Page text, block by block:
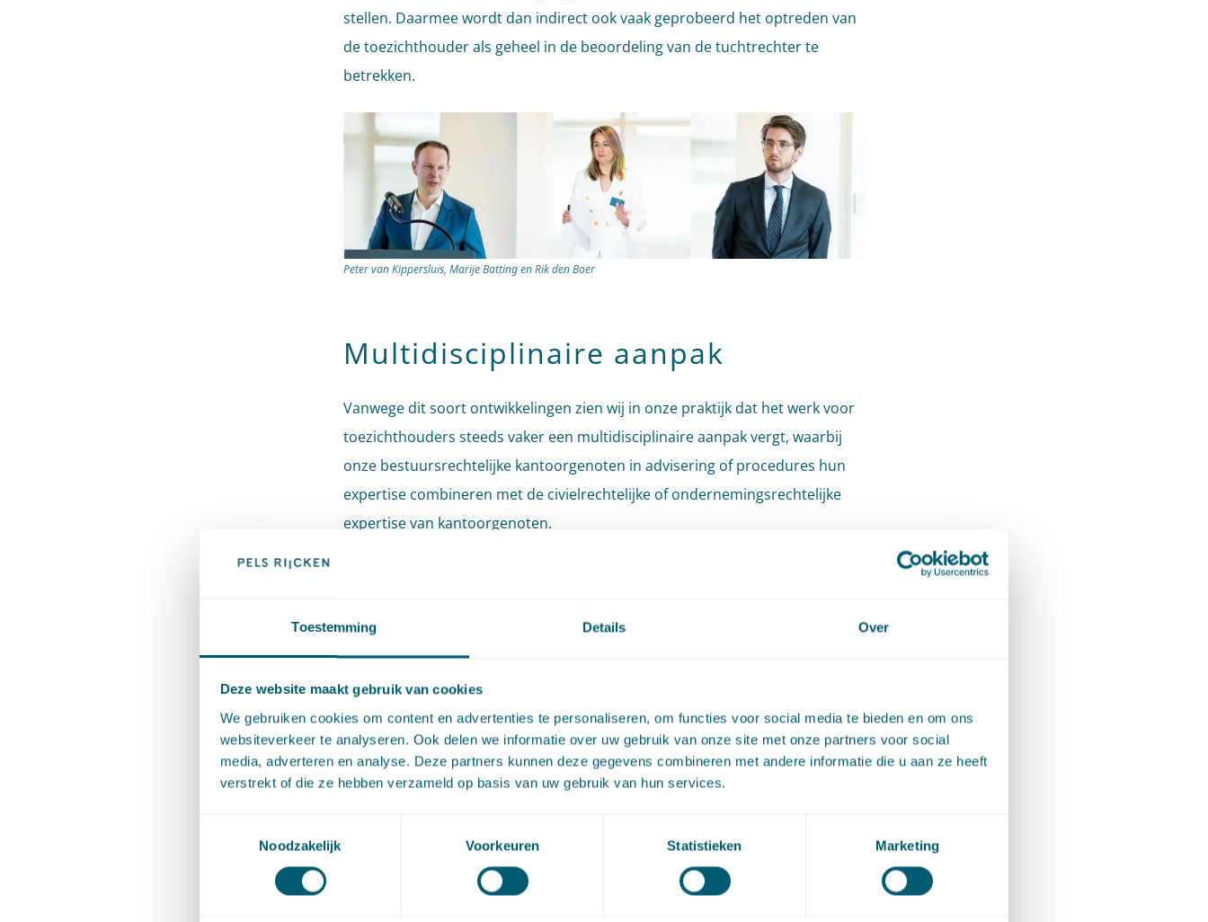
Toestemming Details Over
Deze website maakt gebruik van cookies
We gebruiken cookies om content en advertenties te personaliseren, om functies voor social media te bieden en om ons
websiteverkeer te analyseren. Ook delen we informatie over uw gebruik van onze site met onze partners voor social
media, adverteren en analyse. Deze partners kunnen deze gegevens combineren met andere informatie die u aan ze heeft
verstrekt of die ze hebben verzameld op basis van uw gebruik van hun services.
Noodzakelijk
Voorkeuren Statistieken Marketing
stellen. Daarmee wordt dan indirect ook vaak geprobeerd het optreden van
de toezichthouder als geheel in de beoordeling van de tuchtrechter te
betrekken.
Peter van Kippersluis, Marije Batting en Rik den Boer
Multidisciplinaire aanpak
Vanwege dit soort ontwikkelingen zien wij in onze praktijk dat het werk voor
toezichthouders steeds vaker een multidisciplinaire aanpak vergt, waarbij
onze bestuursrechtelijke kantoorgenoten in advisering of procedures hun
expertise combineren met de civielrechtelijke of ondernemingsrechtelijke
expertise van kantoorgenoten.
te stellen en gedragingen van toezichthouders voor beoordeling aan de
rechter voor te leggen. Waar dat eerder hoofdzakelijk het terrein was van de
bestuursrechter, wordt het handelen van toezichthouders steeds vaker
(ook) aan de burgerlijke rechter voorgelegd. En dat brengt nieuwe
uitdagingen voor toezichthouders mee. Die ontwikkeling is een gegeven,
waarvoor wij een nieuwe aanpak hebben ontwikkeld.”
die de tientallen deelnemers konden volgen na de plenaire opening van het
Inzicht-congres. Advocaten Jorrit van der Weide en Annelieke Wissink namen